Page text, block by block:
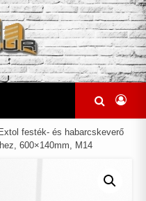
festék- és habarcskeverő
600×140mm, M14